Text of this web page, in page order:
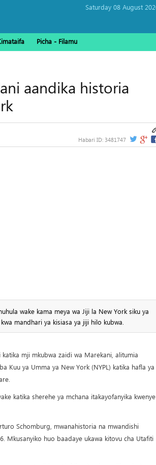
Picha‎ - Filamu‎
aandika historia
Habari ID: 3481747
wake kama meya wa Jiji la New York siku ya
mandhari ya kisiasa ya jiji hilo kubwa.
mji mkubwa zaidi wa Marekani, alitumia
Kuu ya Umma ya New York (NYPL) katika hafla ya
katika sherehe ya mchana itakayofanyika kwenye
Schomburg, mwanahistoria na mwandishi
Mkusanyiko huo baadaye ukawa kitovu cha Utafiti